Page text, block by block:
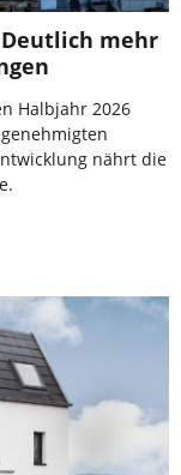
mehr
Halbjahr 2026
nährt die